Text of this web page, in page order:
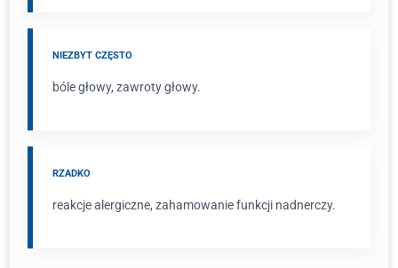
NIEZBYT CZĘSTO
bóle głowy, zawroty głowy.
RZADKO
reakcje alergiczne, zahamowanie funkcji nadnerczy.